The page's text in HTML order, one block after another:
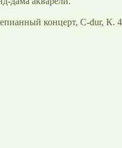
концерт, C-dur, К.